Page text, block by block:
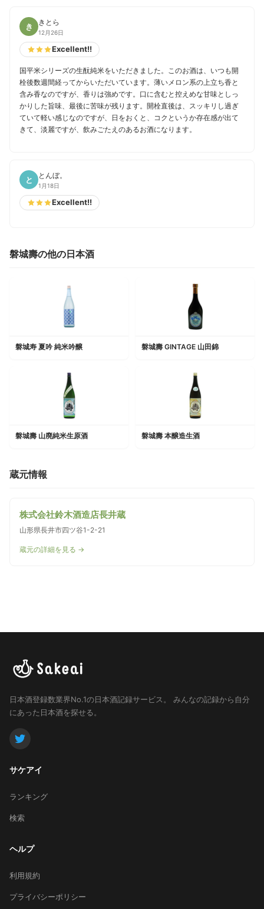
き きとら
12月26日
Excellent!!
国平米シリーズの生酛純米をいただきました。このお酒は、いつも開
栓後数週間経ってからいただいています。薄いメロン系の上立ち香と
含み香なのですが、香りは強めです。口に含むと控えめな甘味としっ
かりした旨味、最後に苦味が残ります。開栓直後は、スッキリし過ぎ
ていて軽い感じなのですが、日をおくと、コクというか存在感が出て
きて、淡麗ですが、飲みごたえのあるお酒になります。
と とんぼ。
1月18日
Excellent!!
磐城壽の他の日本酒
磐城寿 夏吟 純米吟醸 磐城壽 GINTAGE 山田錦
磐城壽 山廃純米生原酒 磐城壽 本醸造生酒
蔵元情報
株式会社鈴木酒造店長井蔵
山形県長井市四ツ谷1-2-21
蔵元の詳細を見る →
日本酒登録数業界No.1の日本酒記録サービス。
みんなの記録から自分
にあった日本酒を探せる。
サケアイ
ランキング
検索
ヘルプ
利用規約
プライバシーポリシー